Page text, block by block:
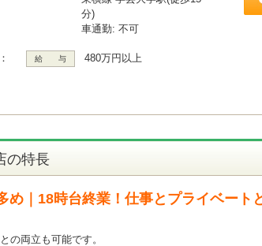
分)
車通勤: 不可
給 与 480万円以上
の特長
め｜18時台終業！仕事とプライベート
の両立も可能です。